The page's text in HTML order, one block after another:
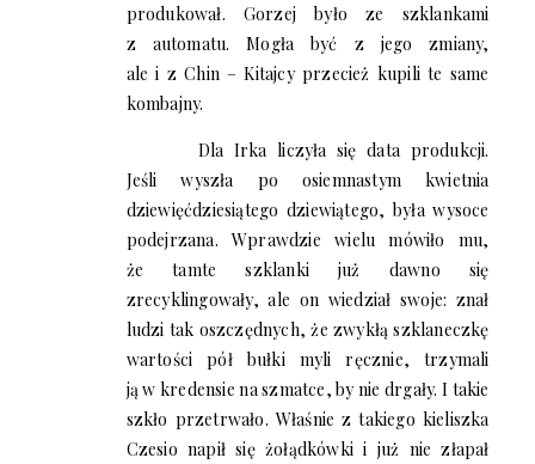
produkował. Gorzej było ze szklankami
z automatu. Mogła być z jego zmiany,
ale i z Chin – Kitajcy przecież kupili te same
kombajny.
Dla Irka liczyła się data produkcji.
Jeśli wyszła po osiemnastym kwietnia
dziewięćdziesiątego dziewiątego, była wysoce
podejrzana. Wprawdzie wielu mówiło mu,
że tamte szklanki już dawno się
zrecyklingowały, ale on wiedział swoje: znał
ludzi tak oszczędnych, że zwykłą szklaneczkę
wartości pół bułki myli ręcznie, trzymali
ją w kredensie na szmatce, by nie drgały. I takie
szkło przetrwało. Właśnie z takiego kieliszka
Czesio napił się żołądkówki i już nie złapał